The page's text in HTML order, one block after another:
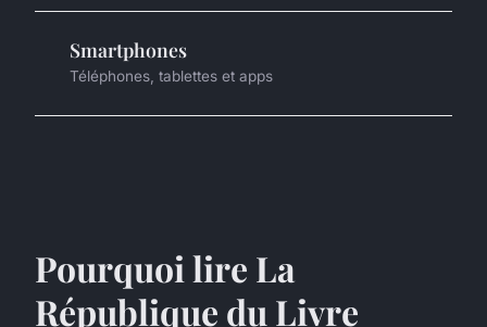
Smartphones
Téléphones, tablettes et apps
Pourquoi lire La
République du Livre